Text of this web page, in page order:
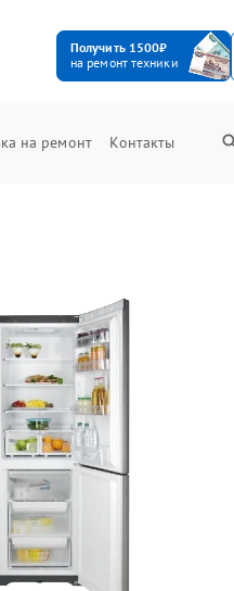
Получить 1500₽
на ремонт техники
на ремонт Контакты